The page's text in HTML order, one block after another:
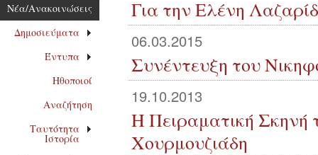
Νέα/Ανακοινώσεις
Δημοσιεύματα
Έντυπα
Ηθοποιοί
Αναζήτηση
Ταυτότητα
Ιστορία
Για την Ελένη
06.03.2015
Συνέντευξη του
19.10.2013
Η Πειραματική Σκηνή
Χουρμουζιάδη